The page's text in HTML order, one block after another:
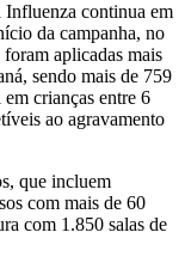
Influenza continua em
da campanha, no
aplicadas mais
sendo mais de 759
crianças entre 6
ao agravamento
que incluem
com mais de 60
com 1.850 salas de